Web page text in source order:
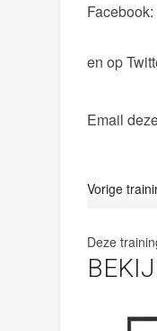
Facebook:
en op
Email
Vorige
Deze